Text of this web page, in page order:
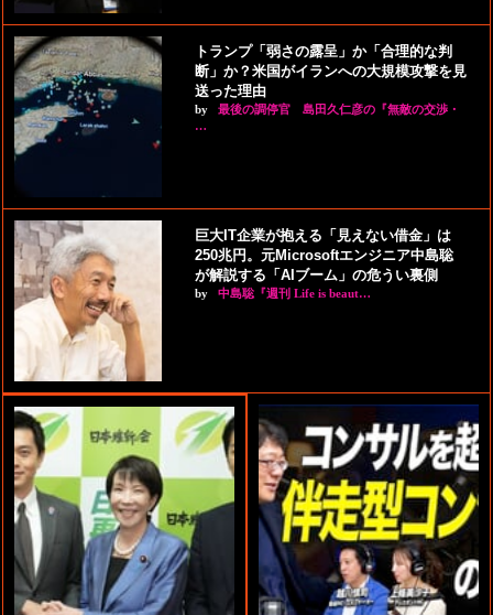
トランプ「弱さの露呈」か「合理的な判
断」か？米国がイランへの大規模攻撃を見
送った理由
by
最後の調停官 島田久仁彦の『無敵の交渉・
…
巨大IT企業が抱える「見えない借金」は
250兆円。元Microsoftエンジニア中島聡
が解説する「AIブーム」の危うい裏側
by 中島聡『週刊 Life is beaut…